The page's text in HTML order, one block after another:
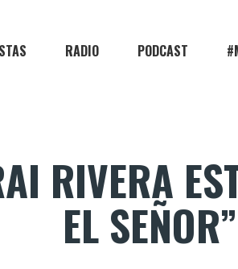
RADIO PODCAST
RIVERA
EL SEÑOR”